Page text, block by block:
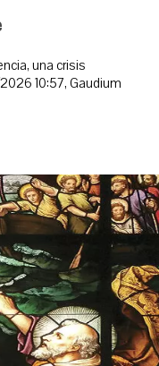
una crisis
10:57, Gaudium